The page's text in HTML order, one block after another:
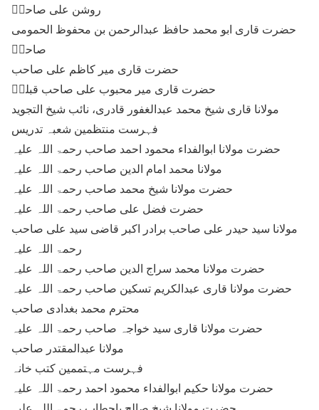
روشن علی صاحبؒ
حضرت قاری ابو محمد حافظ عبدالرحمن بن محفوظ الحمومی
صاحبؒ
حضرت قاری میر کاظم علی صاحب
حضرت قاری میر محبوب علی صاحب قبلہؒ
مولانا قاری شیخ محمد عبدالغفور قادری، نائب شیخ التجوید
فہرست منتظمین شعبہ تدریس
حضرت مولانا ابوالفداء محمود احمد صاحب رحمۃ اللہ علیہ
مولانا محمد امام الدین صاحب رحمۃ اللہ علیہ
حضرت مولانا شیخ محمد صاحب رحمۃ اللہ علیہ
حضرت فضل علی صاحب رحمۃ اللہ علیہ
مولانا سید حیدر علی صاحب برادر اکبر قاضی سید علی صاحب
رحمۃ اللہ علیہ
حضرت مولانا محمد سراج الدین صاحب رحمۃ اللہ علیہ
حضرت مولانا قاری عبدالکریم تسکین صاحب رحمۃ اللہ علیہ
محترم محمد بغدادی صاحب
حضرت مولانا قاری سید خواجہ صاحب رحمۃ اللہ علیہ
مولانا عبدالمقتدر صاحب
فہرست مہتممین کتب خانہ
حضرت مولانا حکیم ابوالفداء محمود احمد رحمۃ اللہ علیہ